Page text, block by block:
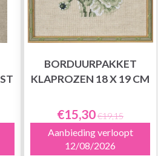
BORDUURPAKKET
KLAPROZEN 18 X 19 CM
€15,30€19,15
Aanbieding verloopt
12/08/2026